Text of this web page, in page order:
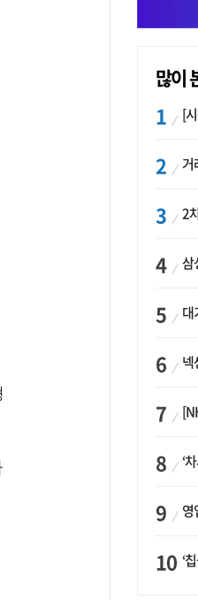
많이
[시
거래
2차
삼성
대기
넥센
[NHN 이
‘차세
영업
‘칩